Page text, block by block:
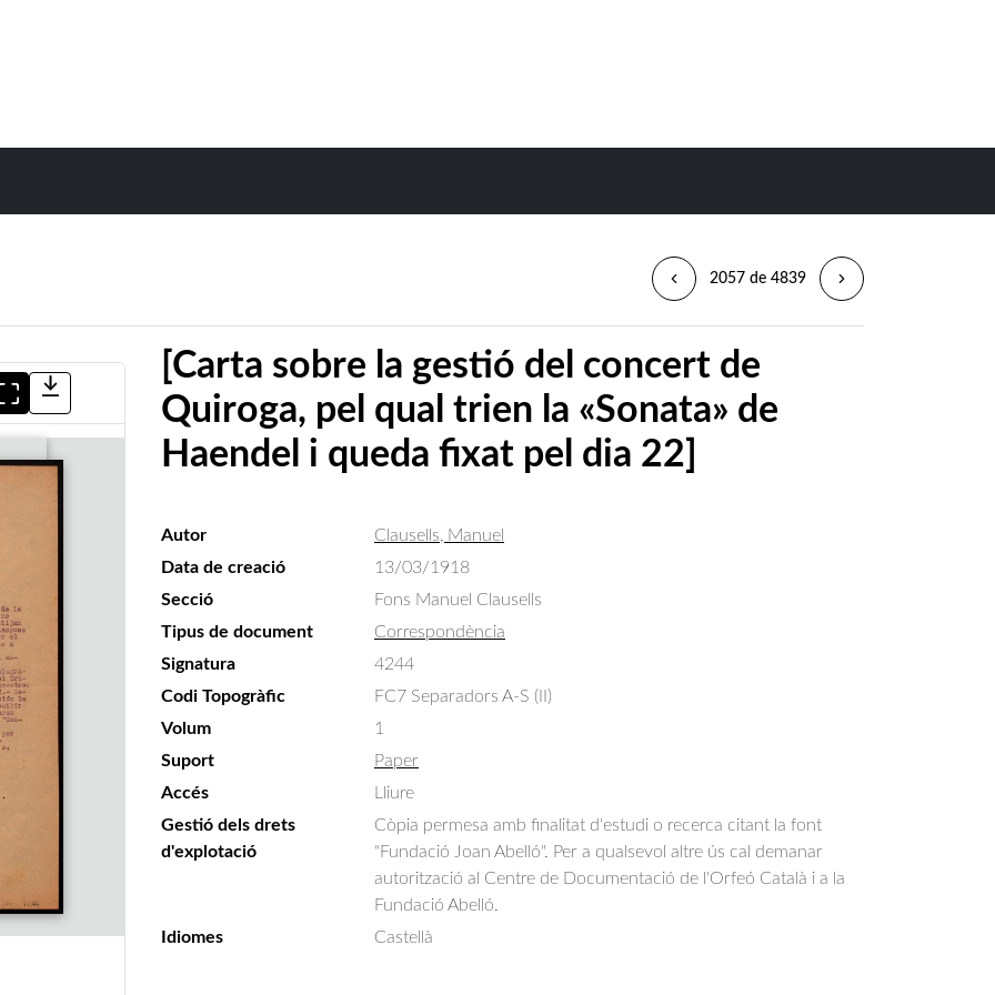
2057 de 4839
[Carta sobre la gestió del concert de
Quiroga, pel qual trien la «Sonata» de
Haendel i queda fixat pel dia 22]
Autor
Clausells, Manuel
Data de creació
13/03/1918
Secció
Fons Manuel Clausells
Tipus de document
Correspondència
Signatura
4244
Codi Topogràfic
FC7 Separadors A-S (II)
Volum
1
Suport
Paper
Accés
Lliure
Gestió dels drets
d'explotació
Còpia permesa amb finalitat d'estudi o recerca citant la font
"Fundació Joan Abelló". Per a qualsevol altre ús cal demanar
autorització al Centre de Documentació de l'Orfeó Català i a la
Fundació Abelló.
Idiomes
Castellà